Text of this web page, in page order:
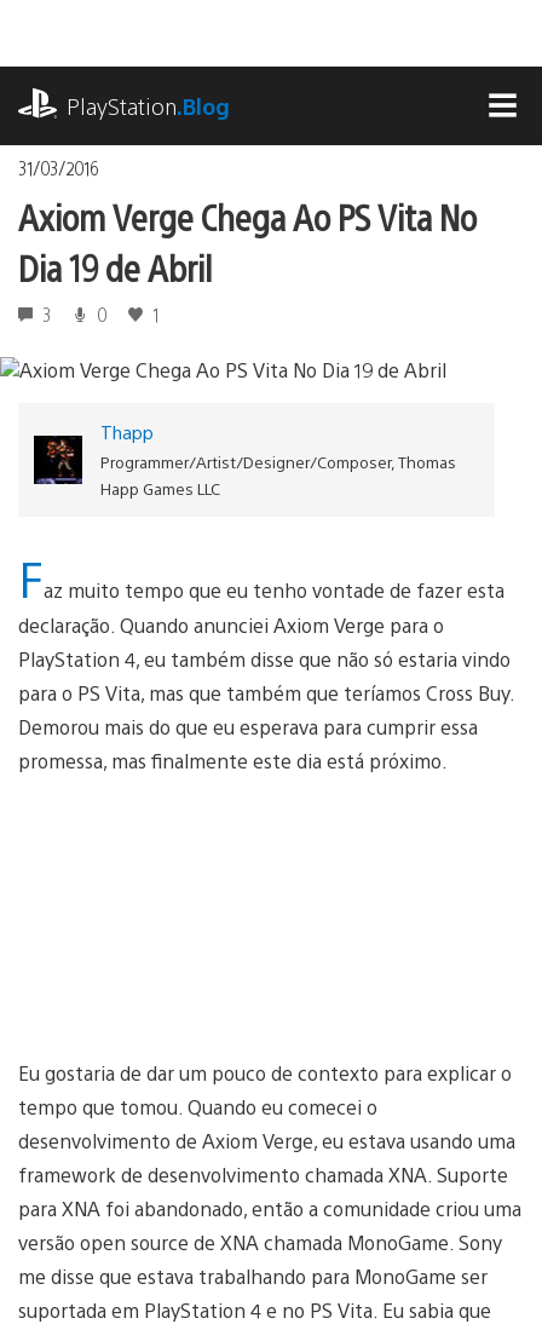
o
conteúdoPlayStation.Blog
31/03/2016
Axiom Verge Chega Ao PS Vita No
Dia 19 de Abril
3 0 1
Thapp
Programmer/Artist/Designer/Composer, Thomas
Happ Games LLC
Faz muito tempo que eu tenho vontade de fazer esta
declaração. Quando anunciei Axiom Verge para o
PlayStation 4, eu também disse que não só estaria vindo
para o PS Vita, mas que também que teríamos Cross Buy.
Demorou mais do que eu esperava para cumprir essa
promessa, mas finalmente este dia está próximo.
Eu gostaria de dar um pouco de contexto para explicar o
tempo que tomou. Quando eu comecei o
desenvolvimento de Axiom Verge, eu estava usando uma
framework de desenvolvimento chamada XNA. Suporte
para XNA foi abandonado, então a comunidade criou uma
versão open source de XNA chamada MonoGame. Sony
me disse que estava trabalhando para MonoGame ser
suportada em PlayStation 4 e no PS Vita. Eu sabia que